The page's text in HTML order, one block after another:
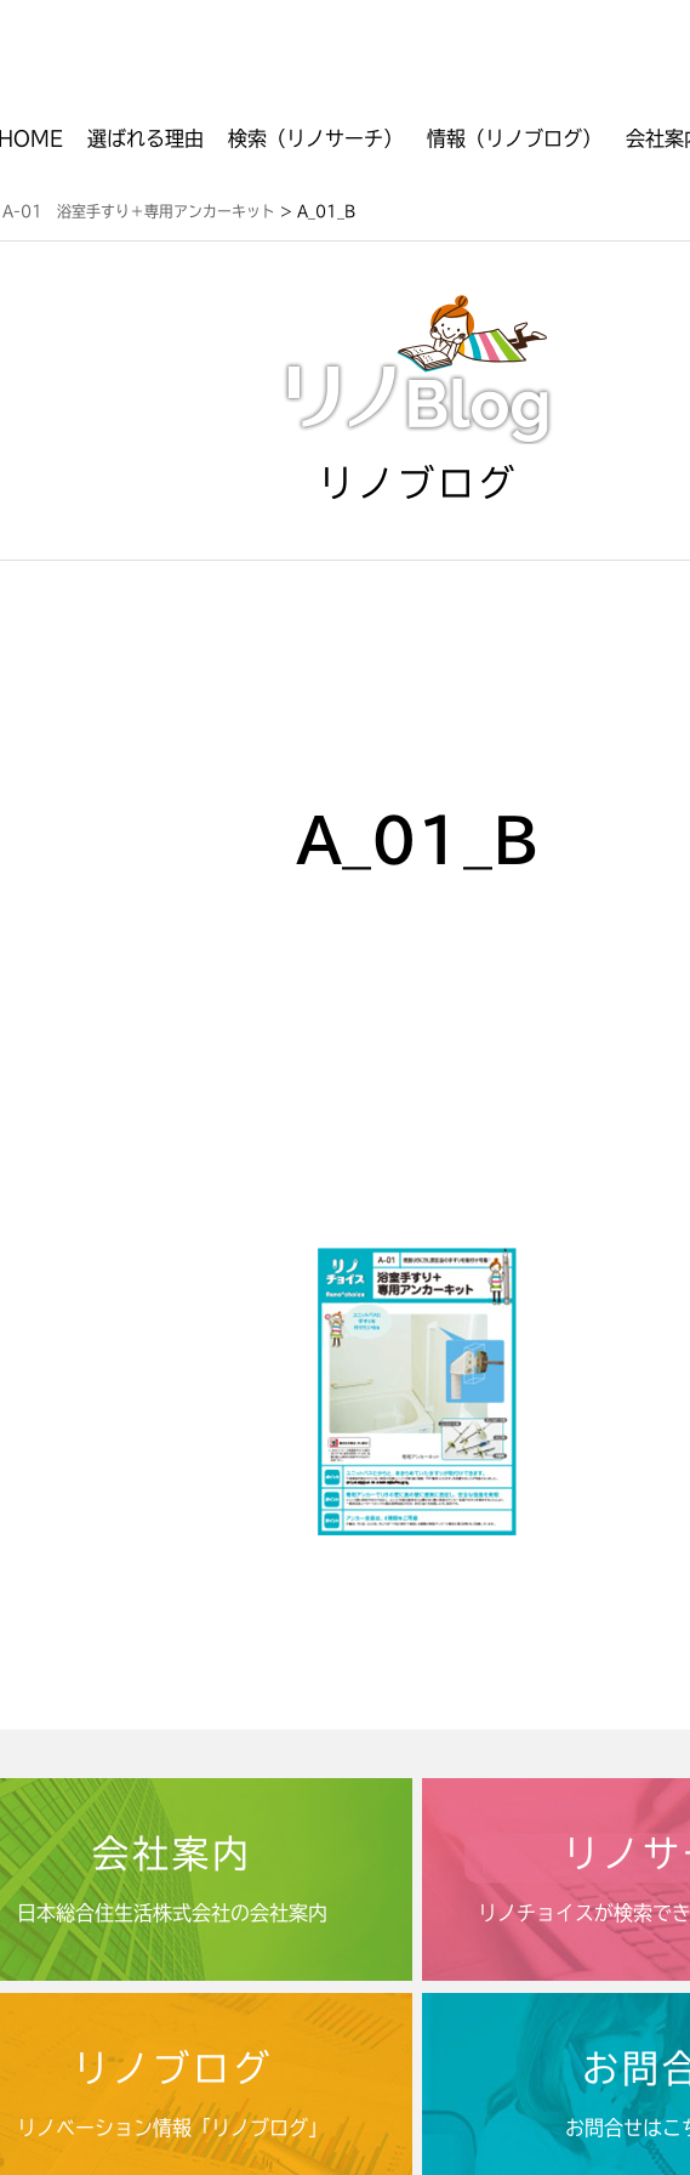
HOME 選ばれる理由 検索（リノサーチ）
ご利用方法
フリーワード検索
VR検索
工事箇所別検索
商品別検索
資料ダウンロード
情報（リノブログ） 会社案
A-01 浴室手すり＋専用アンカーキット > A_01_B
リノブログ
A_01_B
会社案内
日本総合住生活株式会社の会社案内
リノサ
リノチョイスが検索で
リノブログ
リノベーション情報「リノブログ」
お問
お問合せはこ